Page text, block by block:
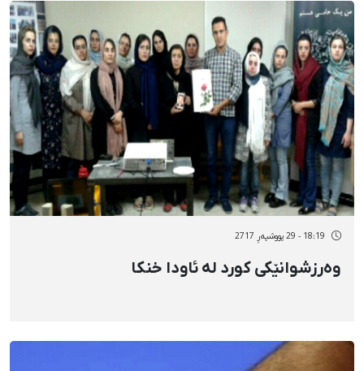
18:19 - 29 پووشپەڕ 2717
وەرزشوانێکی کورد لە ئاودا خنکا